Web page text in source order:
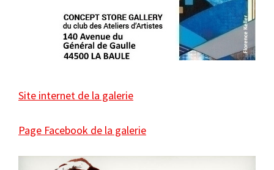
Site internet de la galerie
Page Facebook de la galerie